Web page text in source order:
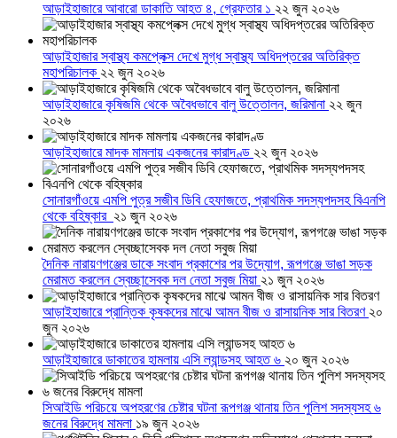
আড়াইহাজারে আবারো ডাকাতি আহত ৪, গ্রেফতার ১ ২২ জুন ২০২৬
আড়াইহাজার স্বাস্থ্য কমপ্লেক্স দেখে মুগ্ধ স্বাস্থ্য অধিদপ্তরের অতিরিক্ত
মহাপরিচালক ২২ জুন ২০২৬
আড়াইহাজারে কৃষিজমি থেকে অবৈধভাবে বালু উত্তোলন, জরিমানা ২২ জুন
২০২৬
আড়াইহাজারে মাদক মামলায় একজনের কারাদণ্ড ২২ জুন ২০২৬
সোনারগাঁওয়ে এমপি পুত্র সজীব ডিবি হেফাজতে, প্রাথমিক সদস্যপদসহ বিএনপি
থেকে বহিষ্কার ২১ জুন ২০২৬
দৈনিক নারায়ণগঞ্জের ডাকে সংবাদ প্রকাশের পর উদ্যোগ, রূপগঞ্জে ভাঙা সড়ক
মেরামত করলেন স্বেচ্ছাসেবক দল নেতা সবুজ মিয়া ২১ জুন ২০২৬
আড়াইহাজারে প্রান্তিক কৃষকদের মাঝে আমন বীজ ও রাসায়নিক সার বিতরণ ২০
জুন ২০২৬
আড়াইহাজারে ডাকাতের হামলায় এসি ল্যান্ডসহ আহত ৬ ২০ জুন ২০২৬
সিআইডি পরিচয়ে অপহরণের চেষ্টার ঘটনা রূপগঞ্জ থানায় তিন পুলিশ সদস্যসহ ৬
জনের বিরুদ্ধে মামলা ১৯ জুন ২০২৬